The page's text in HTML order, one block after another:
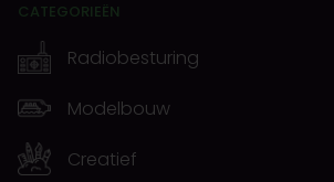
CATEGORIEËN
Radiobesturing
Modelbouw
Creatief